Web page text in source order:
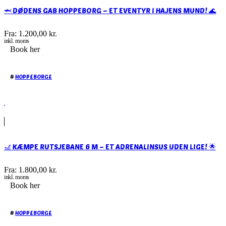
🦈 DØDENS GAB HOPPEBORG – ET EVENTYR I HAJENS MUND! 🌊
Fra: 1.200,00 kr.
inkl. moms
Book her
#HOPPEBORGE
🎢 KÆMPE RUTSJEBANE 6 M – ET ADRENALINSUS UDEN LIGE! 🌟
Fra: 1.800,00 kr.
inkl. moms
Book her
#HOPPEBORGE